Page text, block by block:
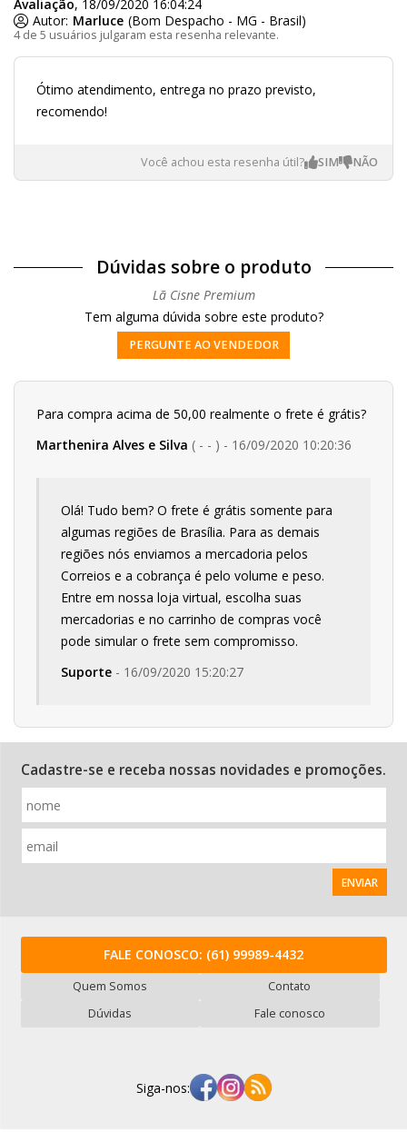
4 de 5 usuários julgaram esta resenha relevante.
Avaliação, 18/09/2020 16:04:24
Autor: Marluce (Bom Despacho - MG - Brasil)
Ótimo atendimento, entrega no prazo previsto,
recomendo!
Você achou esta resenha útil?
Dúvidas sobre o produto
Lã Cisne Premium
Tem alguma dúvida sobre este produto?
PERGUNTE AO VENDEDOR
Para compra acima de 50,00 realmente o frete é grátis?
Marthenira Alves e Silva ( - - ) - 16/09/2020 10:20:36
Olá! Tudo bem? O frete é grátis somente para
algumas regiões de Brasília. Para as demais
regiões nós enviamos a mercadoria pelos
Correios e a cobrança é pelo volume e peso.
Entre em nossa loja virtual, escolha suas
mercadorias e no carrinho de compras você
pode simular o frete sem compromisso.
Suporte - 16/09/2020 15:20:27
Cadastre-se e receba nossas novidades e promoções.
ENVIAR
FALE CONOSCO: (61) 99989-4432
Quem Somos
Contato
Dúvidas
Fale conosco
Siga-nos: